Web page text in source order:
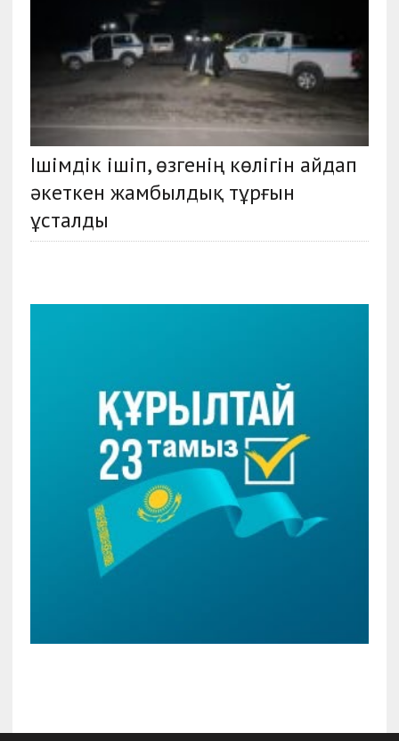
Ішімдік ішіп, өзгенің көлігін айдап
әкеткен жамбылдық тұрғын
ұсталды